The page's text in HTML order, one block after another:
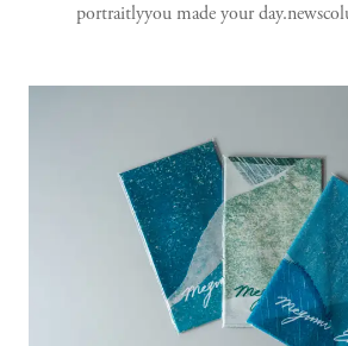
portraitlyyou made your day.news